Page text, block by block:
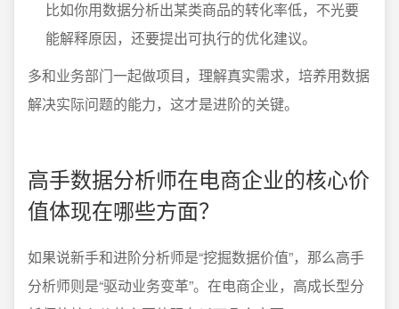
比如你用数据分析出某类商品的转化率低，不光要
能解释原因，还要提出可执行的优化建议。
多和业务部门一起做项目，理解真实需求，培养用数据
解决实际问题的能力，这才是进阶的关键。
高手数据分析师在电商企业的核心价
值体现在哪些方面？
如果说新手和进阶分析师是“挖掘数据价值”，那么高手
分析师则是“驱动业务变革”。在电商企业，高成长型分